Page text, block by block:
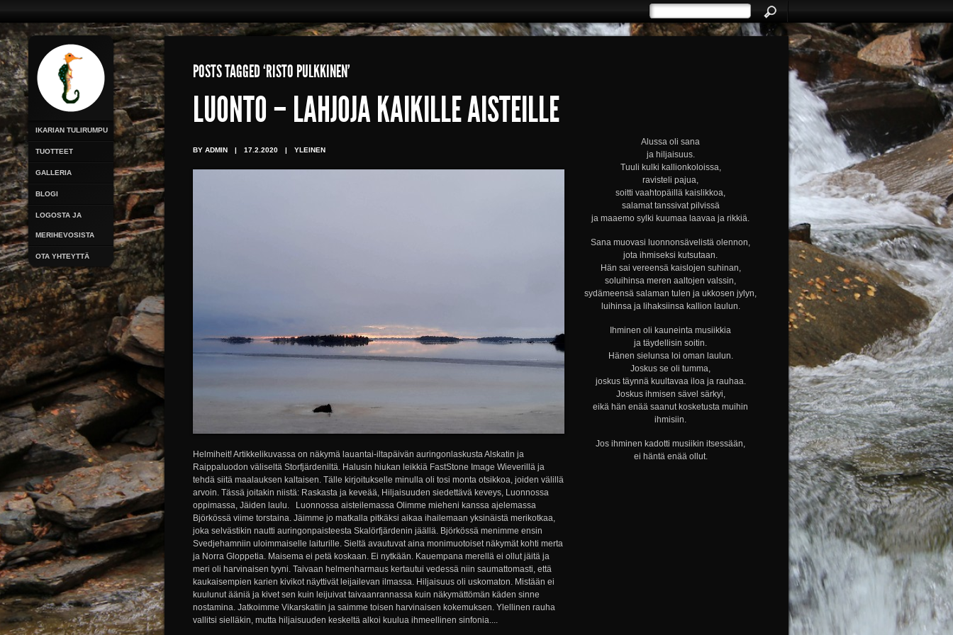
IKARIAN TULIRUMPU
TUOTTEET
GALLERIA
BLOGI
LOGOSTA JA
MERIHEVOSISTA
OTA YHTEYTTÄ
POSTS TAGGED ‘RISTO PULKKINEN’
Alussa oli sana
ja hiljaisuus.
Tuuli kulki kallionkoloissa,
ravisteli pajua,
soitti vaahtopäillä kaislikkoa,
salamat tanssivat pilvissä
ja maaemo sylki kuumaa laavaa ja rikkiä.
Sana muovasi luonnonsävelistä olennon,
jota ihmiseksi kutsutaan.
Hän sai vereensä kaislojen suhinan,
soluihinsa meren aaltojen valssin,
sydämeensä salaman tulen ja ukkosen jylyn,
luihinsa ja lihaksiinsa kallion laulun.
Ihminen oli kauneinta musiikkia
ja täydellisin soitin.
Hänen sielunsa loi oman laulun.
Joskus se oli tumma,
joskus täynnä kuultavaa iloa ja rauhaa.
Joskus ihmisen sävel särkyi,
eikä hän enää saanut kosketusta muihin
ihmisiin.
Jos ihminen kadotti musiikin itsessään,
ei häntä enää ollut.
LUONTO – LAHJOJA KAIKILLE AISTEILLE
BY ADMIN | 17.2.2020 | YLEINEN
Helmiheit! Artikkelikuvassa on näkymä lauantai-iltapäivän auringonlaskusta Alskatin ja
Raippaluodon väliseltä Storfjärdeniltä. Halusin hiukan leikkiä FastStone Image Wieverillä ja
tehdä siitä maalauksen kaltaisen. Tälle kirjoitukselle minulla oli tosi monta otsikkoa, joiden välillä
arvoin. Tässä joitakin niistä: Raskasta ja keveää, Hiljaisuuden siedettävä keveys, Luonnossa
oppimassa, Jäiden laulu. Luonnossa aisteilemassa Olimme mieheni kanssa ajelemassa
Björkössä viime torstaina. Jäimme jo matkalla pitkäksi aikaa ihailemaan yksinäistä merikotkaa,
joka selvästikin nautti auringonpaisteesta Skalörfjärdenin jäällä. Björkössä menimme ensin
Svedjehamniin uloimmaiselle laiturille. Sieltä avautuvat aina monimuotoiset näkymät kohti merta
ja Norra Gloppetia. Maisema ei petä koskaan. Ei nytkään. Kauempana merellä ei ollut jäitä ja
meri oli harvinaisen tyyni. Taivaan helmenharmaus kertautui vedessä niin saumattomasti, että
kaukaisempien karien kivikot näyttivät leijailevan ilmassa. Hiljaisuus oli uskomaton. Mistään ei
kuulunut ääniä ja kivet sen kuin leijuivat taivaanrannassa kuin näkymättömän käden sinne
nostamina. Jatkoimme Vikarskatiin ja saimme toisen harvinaisen kokemuksen. Ylellinen rauha
vallitsi sielläkin, mutta hiljaisuuden keskeltä alkoi kuulua ihmeellinen sinfonia....